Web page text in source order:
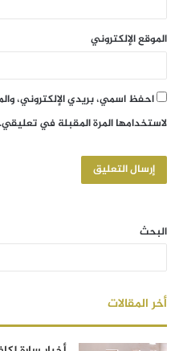
الموقع الإلكتروني
احفظ اسمي، بريدي الإلكتروني،
لاستخدامها المرة المقبلة في تعليقي.
البحث
أخر المقالات